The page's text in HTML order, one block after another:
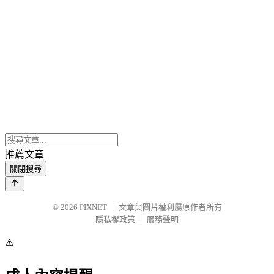
推薦文章
關閉搜尋
© 2026 PIXNET
文章與圖片權利屬原作者所有
隱私權政策
服務聲明
⚠️